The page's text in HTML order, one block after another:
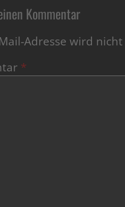
Kommentar
Adresse wird
*